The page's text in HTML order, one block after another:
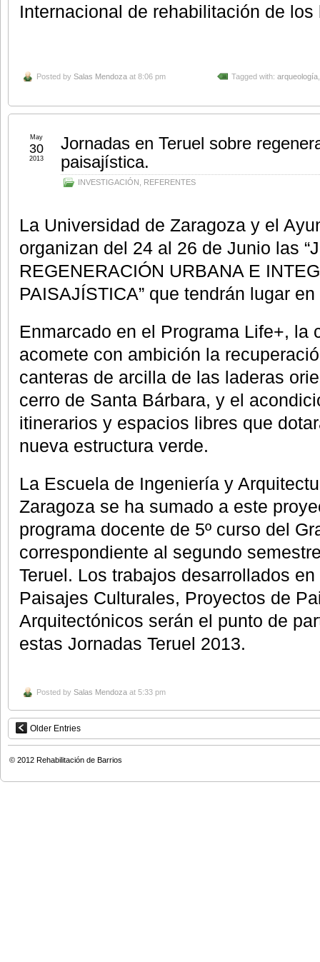
Internacional de rehabilitación de los
Posted by Salas Mendoza at 8:06 pm Tagged with: arqueología
Jornadas en Teruel sobre
paisajística.
INVESTIGACIÓN REFERENTES
May
30
2013
La Universidad de Zaragoza y el
organizan del 24 al 26 de Junio las
REGENERACIÓN URBANA E
PAISAJÍSTICA” que tendrán lugar en
Enmarcado en el Programa Life+, la
acomete con ambición la
canteras de arcilla de las laderas
cerro de Santa Bárbara, y el
itinerarios y espacios libres que
nueva estructura verde.
La Escuela de Ingeniería y
Zaragoza se ha sumado a este
programa docente de 5º curso del
correspondiente al segundo
Teruel. Los trabajos desarrollados
Paisajes Culturales, Proyectos de
Arquitectónicos serán el punto de
estas Jornadas Teruel 2013.
Posted by Salas Mendoza at 5:33 pm
Older Entries
© 2012 Rehabilitación de Barrios